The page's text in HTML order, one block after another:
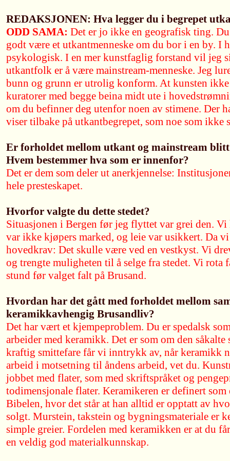
REDAKSJONEN: Hva legger du i begrepet
ODD SAMA: Det er jo ikke en geografisk ting.
godt være et utkantmenneske om du bor i en by. I
psykologisk. I en mer kunstfaglig forstand vil jeg
utkantfolk er å være mainstream-menneske. Jeg
bunn og grunn er utrolig konform. At kunsten
kuratorer med begge beina midt ute i
om du befinner deg utenfor noen av stimene. Der
viser tilbake på utkantbegrepet, som noe som ikke
Er forholdet mellom utkant og mainstream
Hvem bestemmer hva som er innenfor?
Det er dem som deler ut anerkjennelse:
hele presteskapet.
Hvorfor valgte du dette stedet?
Situasjonen i Bergen før jeg flyttet var grei den. Vi
var ikke kjøpers marked, og leie var usikkert. Da
hovedkrav: Det skulle være ved en vestkyst. Vi
og trengte muligheten til å selge fra stedet. Vi
stund før valget falt på Brusand.
Hvordan har det gått med forholdet mellom
keramikkavhengig Brusandliv?
Det har vært et kjempeproblem. Du er spedalsk
arbeider med keramikk. Det er som om den
kraftig smittefare får vi inntrykk av, når keramikk
arbeid i motsetning til åndens arbeid, vet du.
jobbet med flater, som med skriftspråket og
todimensjonale flater. Keramikeren er definert
Bibelen, hvor det står at han alltid er opptatt av
solgt. Murstein, takstein og bygningsmateriale er
simple greier. Fordelen med keramikken er at du
en veldig god materialkunnskap.